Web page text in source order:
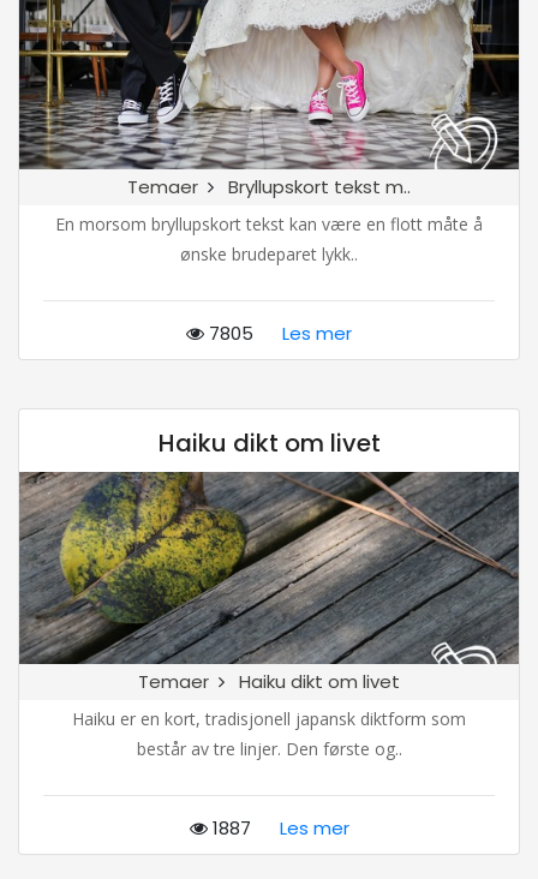
Temaer Bryllupskort tekst m..
En morsom bryllupskort tekst kan være en flott måte å
ønske brudeparet lykk..
7805 Les mer
Haiku dikt om livet
Temaer Haiku dikt om livet
Haiku er en kort, tradisjonell japansk diktform som
består av tre linjer. Den første og..
1887 Les mer